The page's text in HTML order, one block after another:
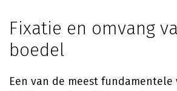
Fixatie en omvang
boedel
Een van de meest fundamentele